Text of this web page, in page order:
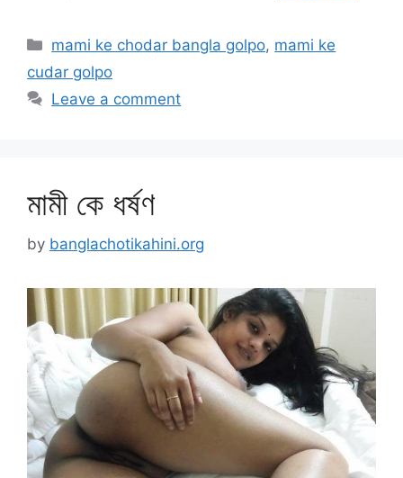
Categories
mami ke chodar bangla golpo, mami ke
cudar golpo
Leave a comment
মামী কে ধর্ষণ
by banglachotikahini.org